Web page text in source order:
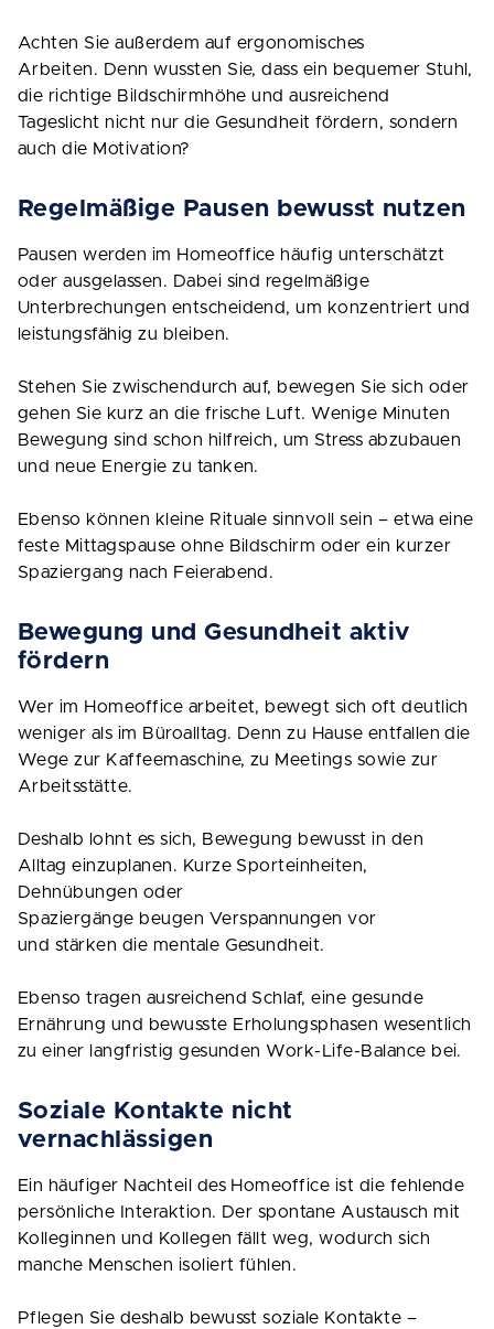
Achten Sie außerdem auf ergonomisches
Arbeiten. Denn wussten Sie, dass ein bequemer Stuhl,
die richtige Bildschirmhöhe und ausreichend
Tageslicht nicht nur die Gesundheit fördern, sondern
auch die Motivation?
Regelmäßige Pausen bewusst nutzen
Pausen werden im Homeoffice häufig unterschätzt
oder ausgelassen. Dabei sind regelmäßige
Unterbrechungen entscheidend, um konzentriert und
leistungsfähig zu bleiben.
Stehen Sie zwischendurch auf, bewegen Sie sich oder
gehen Sie kurz an die frische Luft. Wenige Minuten
Bewegung sind schon hilfreich, um Stress abzubauen
und neue Energie zu tanken.
Ebenso können kleine Rituale sinnvoll sein – etwa eine
feste Mittagspause ohne Bildschirm oder ein kurzer
Spaziergang nach Feierabend.
Bewegung und Gesundheit aktiv
fördern
Wer im Homeoffice arbeitet, bewegt sich oft deutlich
weniger als im Büroalltag. Denn zu Hause entfallen die
Wege zur Kaffeemaschine, zu Meetings sowie zur
Arbeitsstätte.
Deshalb lohnt es sich, Bewegung bewusst in den
Alltag einzuplanen. Kurze Sporteinheiten,
Dehnübungen oder
Spaziergänge beugen Verspannungen vor
und stärken die mentale Gesundheit.
Ebenso tragen ausreichend Schlaf, eine gesunde
Ernährung und bewusste Erholungsphasen wesentlich
zu einer langfristig gesunden Work-Life-Balance bei.
Soziale Kontakte nicht
vernachlässigen
Ein häufiger Nachteil des Homeoffice ist die fehlende
persönliche Interaktion. Der spontane Austausch mit
Kolleginnen und Kollegen fällt weg, wodurch sich
manche Menschen isoliert fühlen.
Pflegen Sie deshalb bewusst soziale Kontakte –